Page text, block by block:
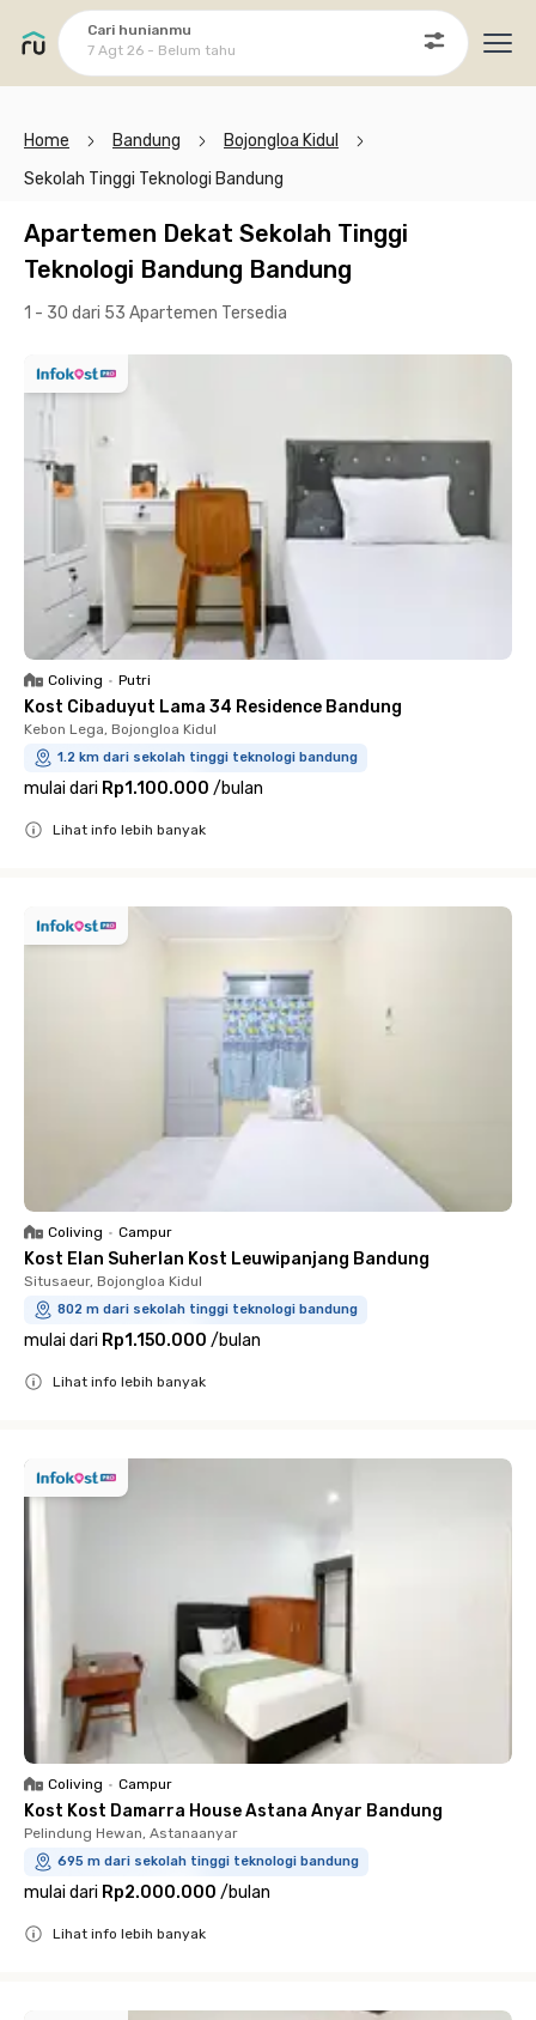
Cari hunianmu
7 Agt 26 - Belum tahu
Home Bandung
Bojongloa Kidul
Sekolah Tinggi Teknologi Bandung
Apartemen Dekat Sekolah Tinggi
Teknologi Bandung Bandung
1 - 30 dari 53 Apartemen Tersedia
Coliving • Putri
Kost Cibaduyut Lama 34 Residence Bandung
Kebon Lega, Bojongloa Kidul
1.2 km dari sekolah tinggi teknologi bandung
mulai dari Rp1.100.000 /bulan
Lihat info lebih banyak
Coliving • Campur
Kost Elan Suherlan Kost Leuwipanjang Bandung
Situsaeur, Bojongloa Kidul
802 m dari sekolah tinggi teknologi bandung
mulai dari Rp1.150.000 /bulan
Lihat info lebih banyak
Coliving • Campur
Kost Kost Damarra House Astana Anyar Bandung
Pelindung Hewan, Astanaanyar
695 m dari sekolah tinggi teknologi bandung
mulai dari Rp2.000.000 /bulan
Lihat info lebih banyak